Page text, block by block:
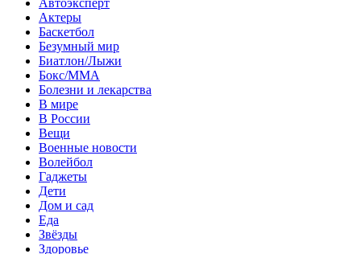
Актеры
Баскетбол
Безумный мир
Биатлон/Лыжи
Бокс/MMA
Болезни и лекарства
В мире
В России
Вещи
Военные новости
Волейбол
Гаджеты
Дети
Дом и сад
Еда
Звёзды
Здоровье